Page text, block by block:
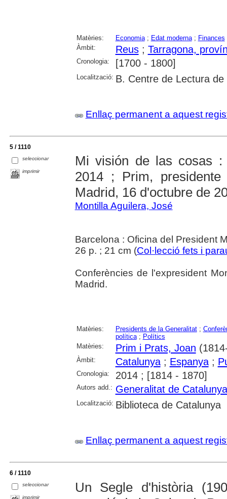
Matèries: Economia; Edat moderna; Finances
Àmbit:
Reus; Tarragona,
Cronologia: [1700 - 1800]
Localització: B. Centre de Lectura de
Enllaç permanent a aquest
5 / 1110
seleccionar
imprimir
Mi visión de las cosas
2014 ; Prim,
Madrid, 16 d'octubre de
Montilla Aguilera, José
Barcelona : Oficina del President
26 p. ; 21 cm (Col·lecció fets i
Conferències de l'expresident
Madrid.
Matèries: Presidents de la Generalitat;
política; Polítics
Matèries:
Prim i Prats, Joan
Àmbit: Catalunya; Espanya;
Cronologia: 2014 ; [1814 - 1870]
Autors add.: Generalitat de Catalunya
Localització: Biblioteca de Catalunya
Enllaç permanent a aquest
6 / 1110
seleccionar
imprimir
Un Segle d'història